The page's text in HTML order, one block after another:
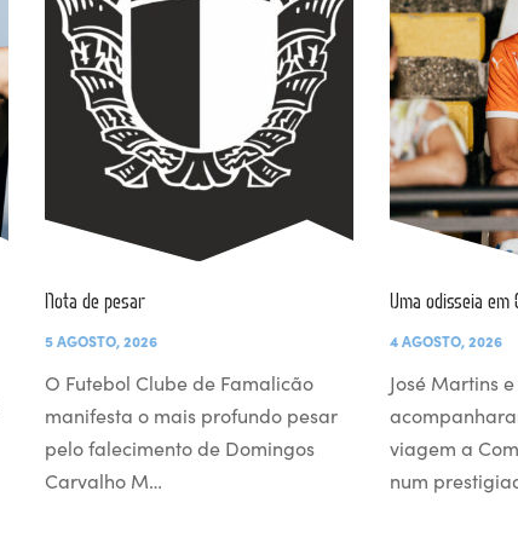
Nota de pesar
5 AGOSTO, 2026
O Futebol Clube de Famalicão
manifesta o mais profundo pesar
pelo falecimento de Domingos
Carvalho M…
Uma odisseia em
4 AGOSTO, 2026
José Martins
viagem a
num